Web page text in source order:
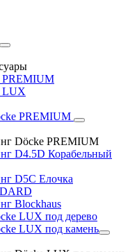
PREMIUM
LUX
PREMIUM
Döcke PREMIUM
D4.5D Корабельный
D5С Елочка
Blockhaus
LUX под дерево
LUX под камень